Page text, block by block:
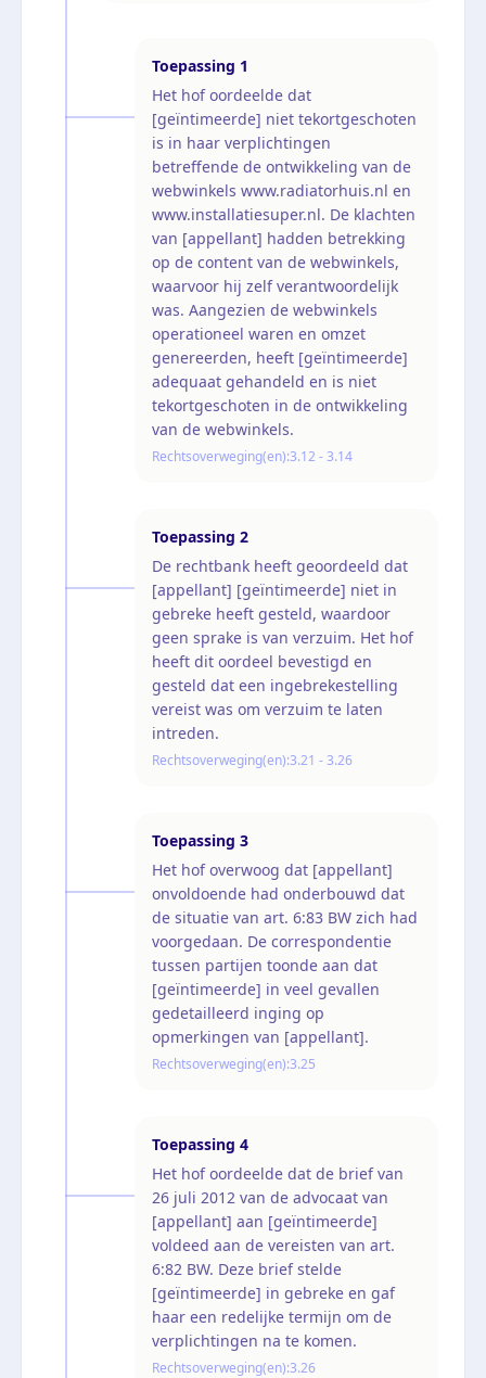
Toepassing 1
Het hof oordeelde dat
[geïntimeerde] niet tekortgeschoten
is in haar verplichtingen
betreffende de ontwikkeling van de
webwinkels www.radiatorhuis.nl en
www.installatiesuper.nl. De klachten
van [appellant] hadden betrekking
op de content van de webwinkels,
waarvoor hij zelf verantwoordelijk
was. Aangezien de webwinkels
operationeel waren en omzet
genereerden, heeft [geïntimeerde]
adequaat gehandeld en is niet
tekortgeschoten in de ontwikkeling
van de webwinkels.
Rechtsoverweging(en):3.12 - 3.14
Toepassing 2
De rechtbank heeft geoordeeld dat
[appellant] [geïntimeerde] niet in
gebreke heeft gesteld, waardoor
geen sprake is van verzuim. Het hof
heeft dit oordeel bevestigd en
gesteld dat een ingebrekestelling
vereist was om verzuim te laten
intreden.
Rechtsoverweging(en):3.21 - 3.26
Toepassing 3
Het hof overwoog dat [appellant]
onvoldoende had onderbouwd dat
de situatie van art. 6:83 BW zich had
voorgedaan. De correspondentie
tussen partijen toonde aan dat
[geïntimeerde] in veel gevallen
gedetailleerd inging op
opmerkingen van [appellant].
Rechtsoverweging(en):3.25
Toepassing 4
Het hof oordeelde dat de brief van
26 juli 2012 van de advocaat van
[appellant] aan [geïntimeerde]
voldeed aan de vereisten van art.
6:82 BW. Deze brief stelde
[geïntimeerde] in gebreke en gaf
haar een redelijke termijn om de
verplichtingen na te komen.
Rechtsoverweging(en):3.26